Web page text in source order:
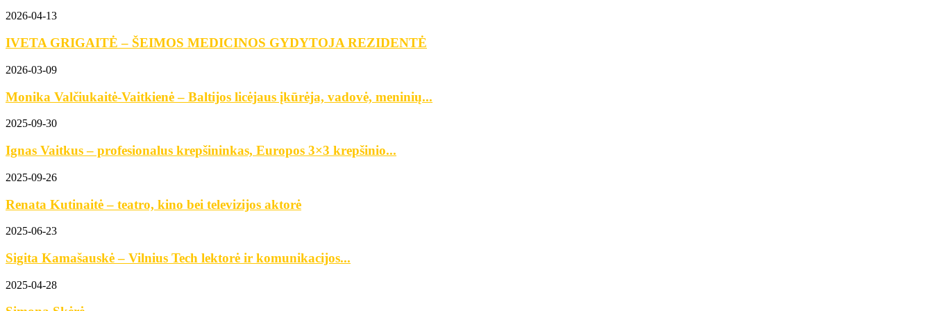
2026-04-13
IVETA GRIGAITĖ – ŠEIMOS MEDICINOS GYDYTOJA REZIDENTĖ
2026-03-09
Monika Valčiukaitė-Vaitkienė – Baltijos licėjaus įkūrėja, vadovė, meninių...
2025-09-30
Ignas Vaitkus – profesionalus krepšininkas, Europos 3×3 krepšinio...
2025-09-26
Renata Kutinaitė – teatro, kino bei televizijos aktorė
2025-06-23
Sigita Kamašauskė – Vilnius Tech lektorė ir komunikacijos...
2025-04-28